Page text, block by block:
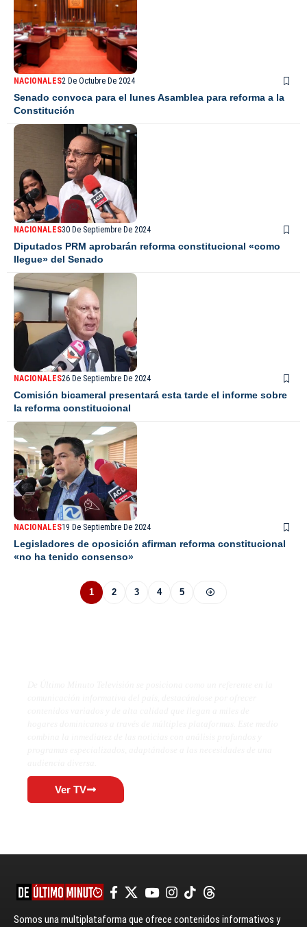
NACIONALES2 De Octubre De 2024
Senado convoca para el lunes Asamblea para reforma a la
Constitución
NACIONALES30 De Septiembre De 2024
Diputados PRM aprobarán reforma constitucional «como
llegue» del Senado
NACIONALES26 De Septiembre De 2024
Comisión bicameral presentará esta tarde el informe sobre
la reforma constitucional
NACIONALES19 De Septiembre De 2024
Legisladores de oposición afirman reforma constitucional
«no ha tenido consenso»
1 2 3 4 5
Ver TV
Somos una multiplataforma que ofrece contenidos informativos y